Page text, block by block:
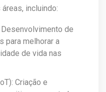
incluindo:
de
para melhorar a
de vida nas
Criação e